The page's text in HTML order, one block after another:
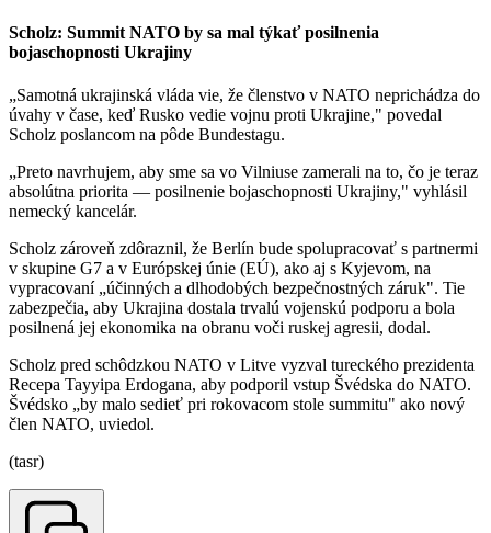
Scholz: Summit NATO by sa mal týkať posilnenia
bojaschopnosti Ukrajiny
„Samotná ukrajinská vláda vie, že členstvo v NATO neprichádza do
úvahy v čase, keď Rusko vedie vojnu proti Ukrajine," povedal
Scholz poslancom na pôde Bundestagu.
„Preto navrhujem, aby sme sa vo Vilniuse zamerali na to, čo je teraz
absolútna priorita — posilnenie bojaschopnosti Ukrajiny," vyhlásil
nemecký kancelár.
Scholz zároveň zdôraznil, že Berlín bude spolupracovať s partnermi
v skupine G7 a v Európskej únie (EÚ), ako aj s Kyjevom, na
vypracovaní „účinných a dlhodobých bezpečnostných záruk". Tie
zabezpečia, aby Ukrajina dostala trvalú vojenskú podporu a bola
posilnená jej ekonomika na obranu voči ruskej agresii, dodal.
Scholz pred schôdzkou NATO v Litve vyzval tureckého prezidenta
Recepa Tayyipa Erdogana, aby podporil vstup Švédska do NATO.
Švédsko „by malo sedieť pri rokovacom stole summitu" ako nový
člen NATO, uviedol.
(tasr)